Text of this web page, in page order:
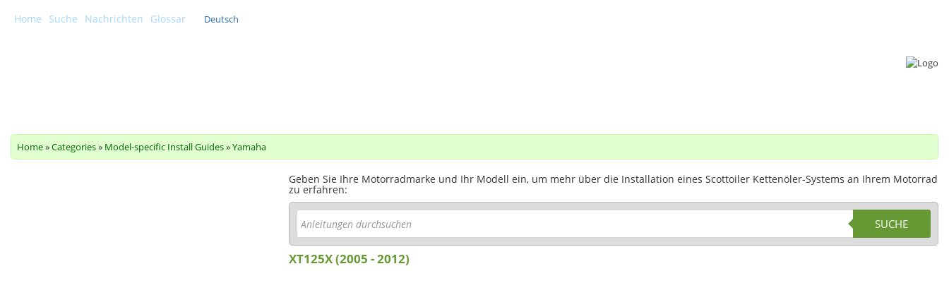
Home Suche Nachrichten Glossar Deutsch
Home»Categories» Model-specific Install Guides»Yamaha
Geben Sie Ihre Motorradmarke und Ihr Modell ein, um mehr über die Installation eines Scottoiler Kettenöler-Systems an Ihrem Motorrad
zu erfahren:
SUCHE
XT125X (2005 - 2012)